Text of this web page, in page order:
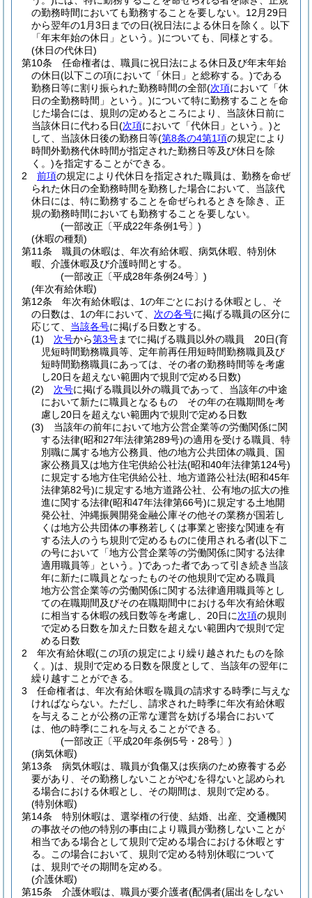
の勤務時間においても勤務することを要しない。 12月29日
から翌年の1月3日までの日(祝日法による休日を除く。以下
「年末年始の休日」という。)についても、同様とする。
(休日の代休日)
第10条
任命権者は、職員に祝日法による休日及び年末年始
の休日(以下この項において「休日」と総称する。)である
勤務日等に割り振られた勤務時間の全部(次項において「休
日の全勤務時間」という。)について特に勤務することを命
じた場合には、規則の定めるところにより、当該休日前に
当該休日に代わる日(次項において「代休日」という。)と
して、当該休日後の勤務日等(第8条の4第1項の規定により
時間外勤務代休時間が指定された勤務日等及び休日を除
く。)を指定することができる。
2
前項の規定により代休日を指定された職員は、勤務を命ぜ
られた休日の全勤務時間を勤務した場合において、当該代
休日には、特に勤務することを命ぜられるときを除き、正
規の勤務時間においても勤務することを要しない。
(一部改正〔平成22年条例1号〕)
(休暇の種類)
第11条
職員の休暇は、年次有給休暇、病気休暇、特別休
暇、介護休暇及び介護時間とする。
(一部改正〔平成28年条例24号〕)
(年次有給休暇)
第12条
年次有給休暇は、1の年ごとにおける休暇とし、そ
の日数は、1の年において、 次の各号に掲げる職員の区分に
応じて、 当該各号に掲げる日数とする。
(1)
次号から第3号までに掲げる職員以外の職員 20日(育
児短時間勤務職員等、定年前再任用短時間勤務職員及び
短時間勤務職員にあっては、その者の勤務時間等を考慮
し20日を超えない範囲内で規則で定める日数)
(2)
次号に掲げる職員以外の職員であって、当該年の中途
において新たに職員となるもの その年の在職期間を考
慮し20日を超えない範囲内で規則で定める日数
(3)
当該年の前年において地方公営企業等の労働関係に関
する法律(昭和27年法律第289号)の適用を受ける職員、特
別職に属する地方公務員、他の地方公共団体の職員、国
家公務員又は地方住宅供給公社法(昭和40年法律第124号)
に規定する地方住宅供給公社、地方道路公社法(昭和45年
法律第82号)に規定する地方道路公社、公有地の拡大の推
進に関する法律(昭和47年法律第66号)に規定する土地開
発公社、沖縄振興開発金融公庫その他その業務が国若し
くは地方公共団体の事務若しくは事業と密接な関連を有
する法人のうち規則で定めるものに使用される者(以下こ
の号において「地方公営企業等の労働関係に関する法律
適用職員等」という。)であった者であって引き続き当該
年に新たに職員となったものその他規則で定める職員
地方公営企業等の労働関係に関する法律適用職員等とし
ての在職期間及びその在職期間中における年次有給休暇
に相当する休暇の残日数等を考慮し、20日に次項の規則
で定める日数を加えた日数を超えない範囲内で規則で定
める日数
2
年次有給休暇(この項の規定により繰り越されたものを除
く。)は、規則で定める日数を限度として、当該年の翌年に
繰り越すことができる。
3
任命権者は、年次有給休暇を職員の請求する時季に与えな
ければならない。 ただし、請求された時季に年次有給休暇
を与えることが公務の正常な運営を妨げる場合において
は、他の時季にこれを与えることができる。
(一部改正〔平成20年条例5号・28号〕)
(病気休暇)
第13条
病気休暇は、職員が負傷又は疾病のため療養する必
要があり、その勤務しないことがやむを得ないと認められ
る場合における休暇とし、その期間は、規則で定める。
(特別休暇)
第14条
特別休暇は、選挙権の行使、結婚、出産、交通機関
の事故その他の特別の事由により職員が勤務しないことが
相当である場合として規則で定める場合における休暇とす
る。
この場合において、規則で定める特別休暇について
は、規則でその期間を定める。
(介護休暇)
第15条
介護休暇は、職員が要介護者(配偶者(届出をしない